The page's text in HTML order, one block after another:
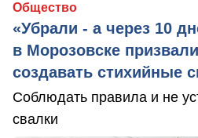
Общество
«Убрали - а через 10
в Морозовске
создавать стихийные
Соблюдать правила и не
свалки